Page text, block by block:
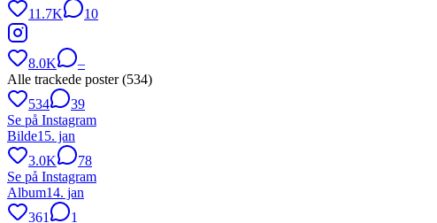
11.7K
10
8.0K
–
Alle trackede poster (534)
534
39
Se på Instagram
Bilde15. jan
3.0K
78
Se på Instagram
Album14. jan
361
1